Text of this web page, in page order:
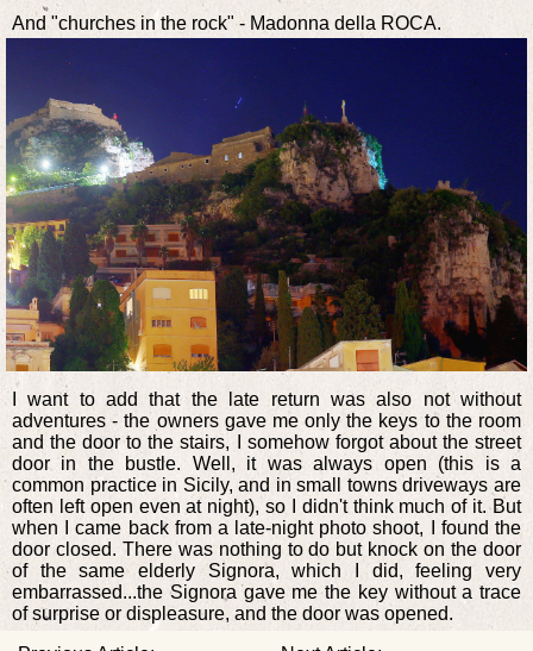
And "churches in the rock" - Madonna della ROCA.
I want to add that the late return was also not without
adventures - the owners gave me only the keys to the room
and the door to the stairs, I somehow forgot about the street
door in the bustle. Well, it was always open (this is a
common practice in Sicily, and in small towns driveways are
often left open even at night), so I didn't think much of it. But
when I came back from a late-night photo shoot, I found the
door closed. There was nothing to do but knock on the door
of the same elderly Signora, which I did, feeling very
embarrassed...the Signora gave me the key without a trace
of surprise or displeasure, and the door was opened.